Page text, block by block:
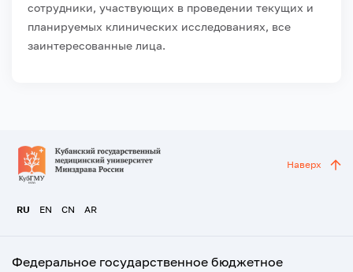
сотрудники, участвующих в проведении текущих и
планируемых клинических исследованиях, все
заинтересованные лица.
RU EN CN AR
Наверх
Федеральное государственное бюджетное